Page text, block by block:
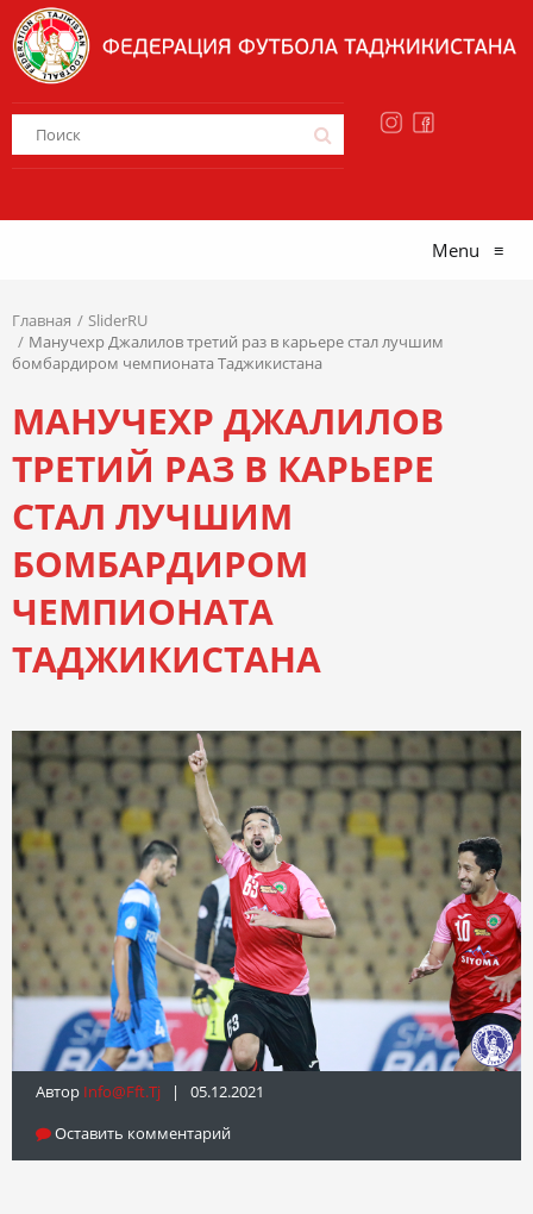
Menu ≡
Главная
SliderRU
Манучехр Джалилов третий раз в карьере стал лучшим
бомбардиром чемпионата Таджикистана
МАНУЧЕХР ДЖАЛИЛОВ
ТРЕТИЙ РАЗ В КАРЬЕРЕ
СТАЛ ЛУЧШИМ
БОМБАРДИРОМ
ЧЕМПИОНАТА
ТАДЖИКИСТАНА
Автор Info@fft.tj | 05.12.2021
Оставить комментарий